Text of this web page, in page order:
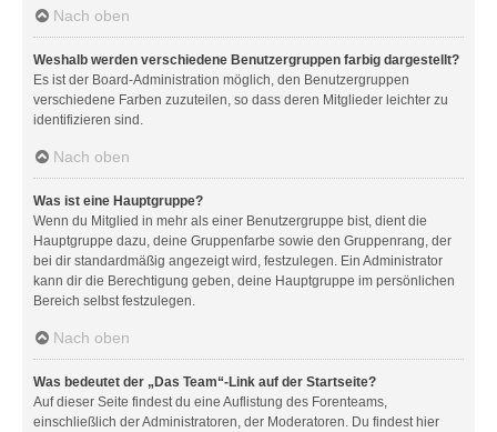
Nach oben
Weshalb werden verschiedene Benutzergruppen farbig dargestellt?
Es ist der Board-Administration möglich, den Benutzergruppen
verschiedene Farben zuzuteilen, so dass deren Mitglieder leichter zu
identifizieren sind.
Nach oben
Was ist eine Hauptgruppe?
Wenn du Mitglied in mehr als einer Benutzergruppe bist, dient die
Hauptgruppe dazu, deine Gruppenfarbe sowie den Gruppenrang, der
bei dir standardmäßig angezeigt wird, festzulegen. Ein Administrator
kann dir die Berechtigung geben, deine Hauptgruppe im persönlichen
Bereich selbst festzulegen.
Nach oben
Was bedeutet der „Das Team“-Link auf der Startseite?
Auf dieser Seite findest du eine Auflistung des Forenteams,
einschließlich der Administratoren, der Moderatoren. Du findest hier